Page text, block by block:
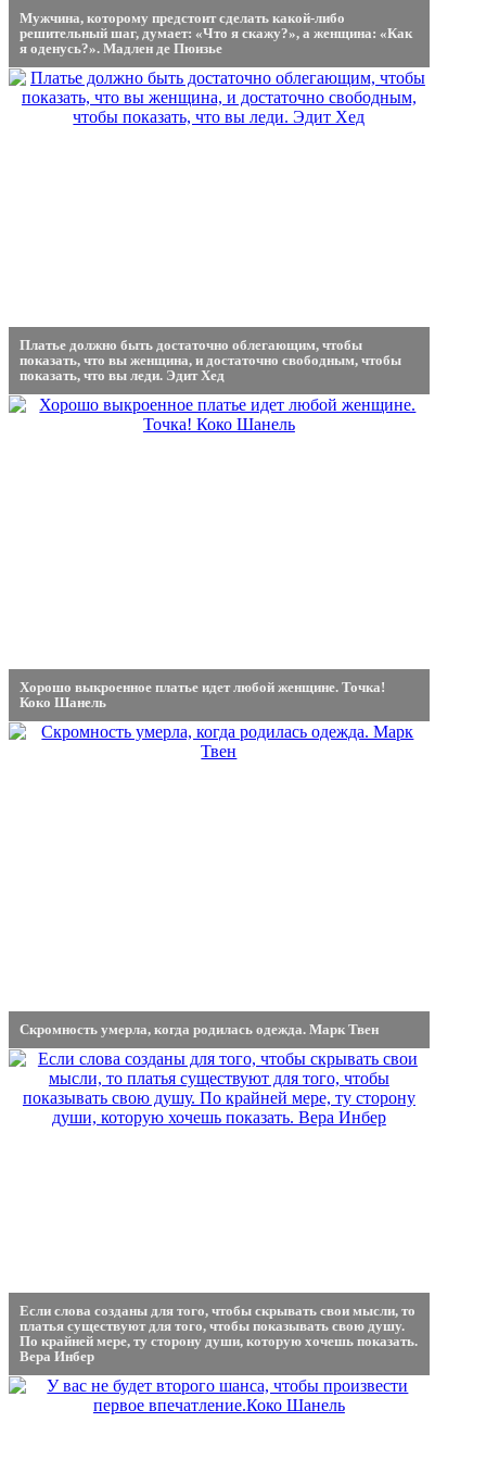
Мужчина, которому предстоит сделать какой-либо
решительный шаг, думает: «Что я скажу?», а женщина: «Как
я оденусь?». Мадлен де Пюизье
Платье должно быть достаточно облегающим, чтобы
показать, что вы женщина, и достаточно свободным, чтобы
показать, что вы леди. Эдит Хед
Хорошо выкроенное платье идет любой женщине. Точка!
Коко Шанель
Скромность умерла, когда родилась одежда. Марк Твен
Если слова созданы для того, чтобы скрывать свои мысли, то
платья существуют для того, чтобы показывать свою душу.
По крайней мере, ту сторону души, которую хочешь показать.
Вера Инбер